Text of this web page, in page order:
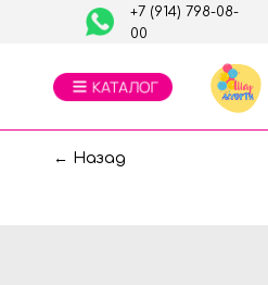
+7 (914) 798-08-
00
← Назад